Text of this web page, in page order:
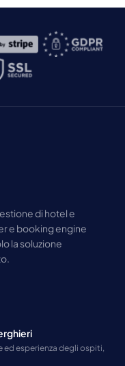
di hotel e
e booking engine
la soluzione
esperienza degli ospiti,